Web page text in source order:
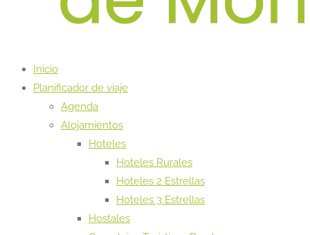
Inicio
Planificador de viaje
Agenda
Alojamientos
Hoteles
Hoteles Rurales
Hoteles 2 Estrellas
Hoteles 3 Estrellas
Hostales